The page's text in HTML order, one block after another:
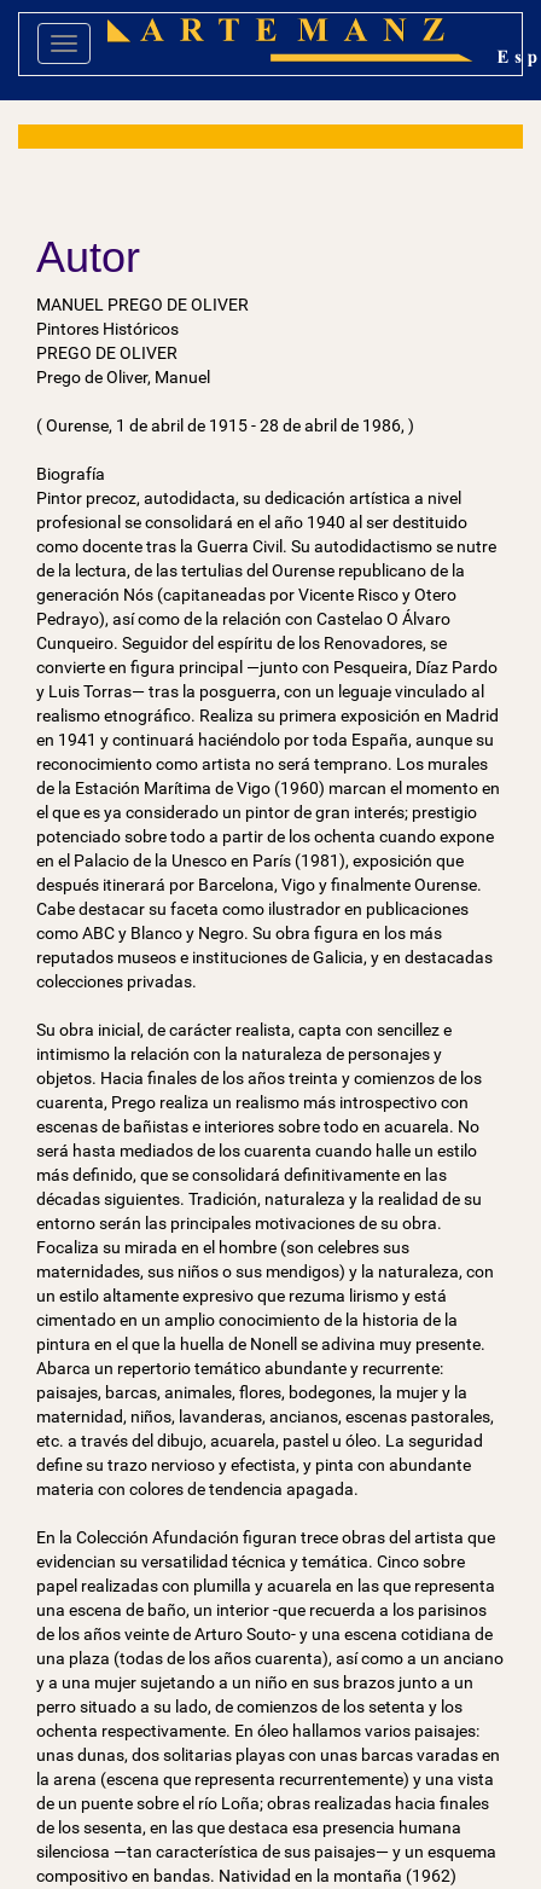
Toggle navigation
Autor
MANUEL PREGO DE OLIVER
Pintores Históricos
PREGO DE OLIVER
Prego de Oliver, Manuel
( Ourense, 1 de abril de 1915 - 28 de abril de 1986, )
Biografía
Pintor precoz, autodidacta, su dedicación artística a nivel
profesional se consolidará en el año 1940 al ser destituido
como docente tras la Guerra Civil. Su autodidactismo se nutre
de la lectura, de las tertulias del Ourense republicano de la
generación Nós (capitaneadas por Vicente Risco y Otero
Pedrayo), así como de la relación con Castelao O Álvaro
Cunqueiro. Seguidor del espíritu de los Renovadores, se
convierte en figura principal —junto con Pesqueira, Díaz Pardo
y Luis Torras— tras la posguerra, con un leguaje vinculado al
realismo etnográfico. Realiza su primera exposición en Madrid
en 1941 y continuará haciéndolo por toda España, aunque su
reconocimiento como artista no será temprano. Los murales
de la Estación Marítima de Vigo (1960) marcan el momento en
el que es ya considerado un pintor de gran interés; prestigio
potenciado sobre todo a partir de los ochenta cuando expone
en el Palacio de la Unesco en París (1981), exposición que
después itinerará por Barcelona, Vigo y finalmente Ourense.
Cabe destacar su faceta como ilustrador en publicaciones
como ABC y Blanco y Negro. Su obra figura en los más
reputados museos e instituciones de Galicia, y en destacadas
colecciones privadas.
Su obra inicial, de carácter realista, capta con sencillez e
intimismo la relación con la naturaleza de personajes y
objetos. Hacia finales de los años treinta y comienzos de los
cuarenta, Prego realiza un realismo más introspectivo con
escenas de bañistas e interiores sobre todo en acuarela. No
será hasta mediados de los cuarenta cuando halle un estilo
más definido, que se consolidará definitivamente en las
décadas siguientes. Tradición, naturaleza y la realidad de su
entorno serán las principales motivaciones de su obra.
Focaliza su mirada en el hombre (son celebres sus
maternidades, sus niños o sus mendigos) y la naturaleza, con
un estilo altamente expresivo que rezuma lirismo y está
cimentado en un amplio conocimiento de la historia de la
pintura en el que la huella de Nonell se adivina muy presente.
Abarca un repertorio temático abundante y recurrente:
paisajes, barcas, animales, flores, bodegones, la mujer y la
maternidad, niños, lavanderas, ancianos, escenas pastorales,
etc. a través del dibujo, acuarela, pastel u óleo. La seguridad
define su trazo nervioso y efectista, y pinta con abundante
materia con colores de tendencia apagada.
En la Colección Afundación figuran trece obras del artista que
evidencian su versatilidad técnica y temática. Cinco sobre
papel realizadas con plumilla y acuarela en las que representa
una escena de baño, un interior -que recuerda a los parisinos
de los años veinte de Arturo Souto- y una escena cotidiana de
una plaza (todas de los años cuarenta), así como a un anciano
y a una mujer sujetando a un niño en sus brazos junto a un
perro situado a su lado, de comienzos de los setenta y los
ochenta respectivamente. En óleo hallamos varios paisajes:
unas dunas, dos solitarias playas con unas barcas varadas en
la arena (escena que representa recurrentemente) y una vista
de un puente sobre el río Loña; obras realizadas hacia finales
de los sesenta, en las que destaca esa presencia humana
silenciosa —tan característica de sus paisajes— y un esquema
compositivo en bandas. Natividad en la montaña (1962)